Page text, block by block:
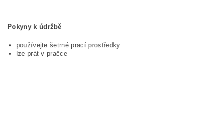
Pokyny k údržbě
používejte šetrné prací prostředky
lze prát v pračce